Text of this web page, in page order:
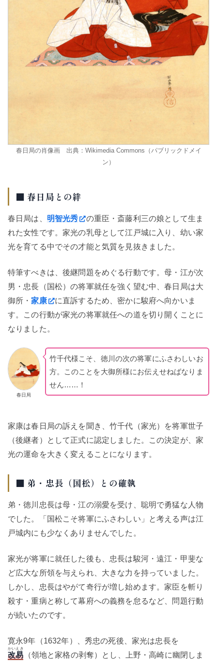
春日局の肖像画 出典：Wikimedia Commons（パブリックドメイ
ン）
■ 春日局との絆
春日局は、 明智光秀
の重臣・斎藤利三の娘として生ま
れた女性です。家光の乳母として江戸城に入り、幼い家
光を育てる中でその才能と気質を見抜きました。
特筆すべきは、後継問題をめぐる行動です。母・江が次
男・忠長（国松）の将軍就任を強く望む中、春日局は大
御所・家康
に直訴するため、密かに駿府へ向かいま
す。この行動が家光の将軍就任への道を切り開くことに
なりました。
春日局
竹千代様こそ、徳川の次の将軍にふさわしいお
方。このことを大御所様にお伝えせねばなりま
せん……！
家康は春日局の訴えを聞き、竹千代（家光）を将軍世子
（後継者）として正式に認定しました。この決定が、家
光の運命を大きく変えることになります。
■ 弟・忠長（国松）との確執
弟・徳川忠長は母・江の溺愛を受け、聡明で勇猛な人物
でした。「国松こそ将軍にふさわしい」と考える声は江
戸城内にも少なくありませんでした。
家光が将軍に就任した後も、忠長は駿河・遠江・甲斐な
ど広大な所領を与えられ、大きな力を持っていました。
しかし、忠長はやがて奇行が増し始めます。家臣を斬り
殺す・重病と称して幕府への義務を怠るなど、問題行動
が続いたのです。
寛永9年（1632年）、秀忠の死後、家光は忠長を
改易
かいえき
（領地と家格の剥奪）とし、上野・高崎に幽閉しま